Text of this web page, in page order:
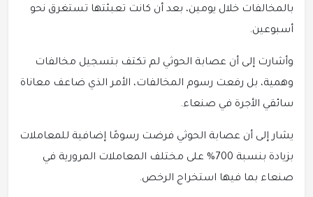
بالمخالفات خلال يومين، بعد أن كانت تعبئتها تستغرق نحو
أسبوعين.
وأشارت إلى أن عصابة الحوثي لم تكتف بتسجيل مخالفات
وهمية، بل رفعت رسوم المخالفات، الأمر الذي ضاعف معاناة
سائقي الأجرة في صنعاء.
يشار إلى أن عصابة الحوثي فرضت رسومًا إضافية للمعاملات
بزيادة بنسبة 700% على مختلف المعاملات المرورية في
صنعاء بما فيها استخراج الرخص.